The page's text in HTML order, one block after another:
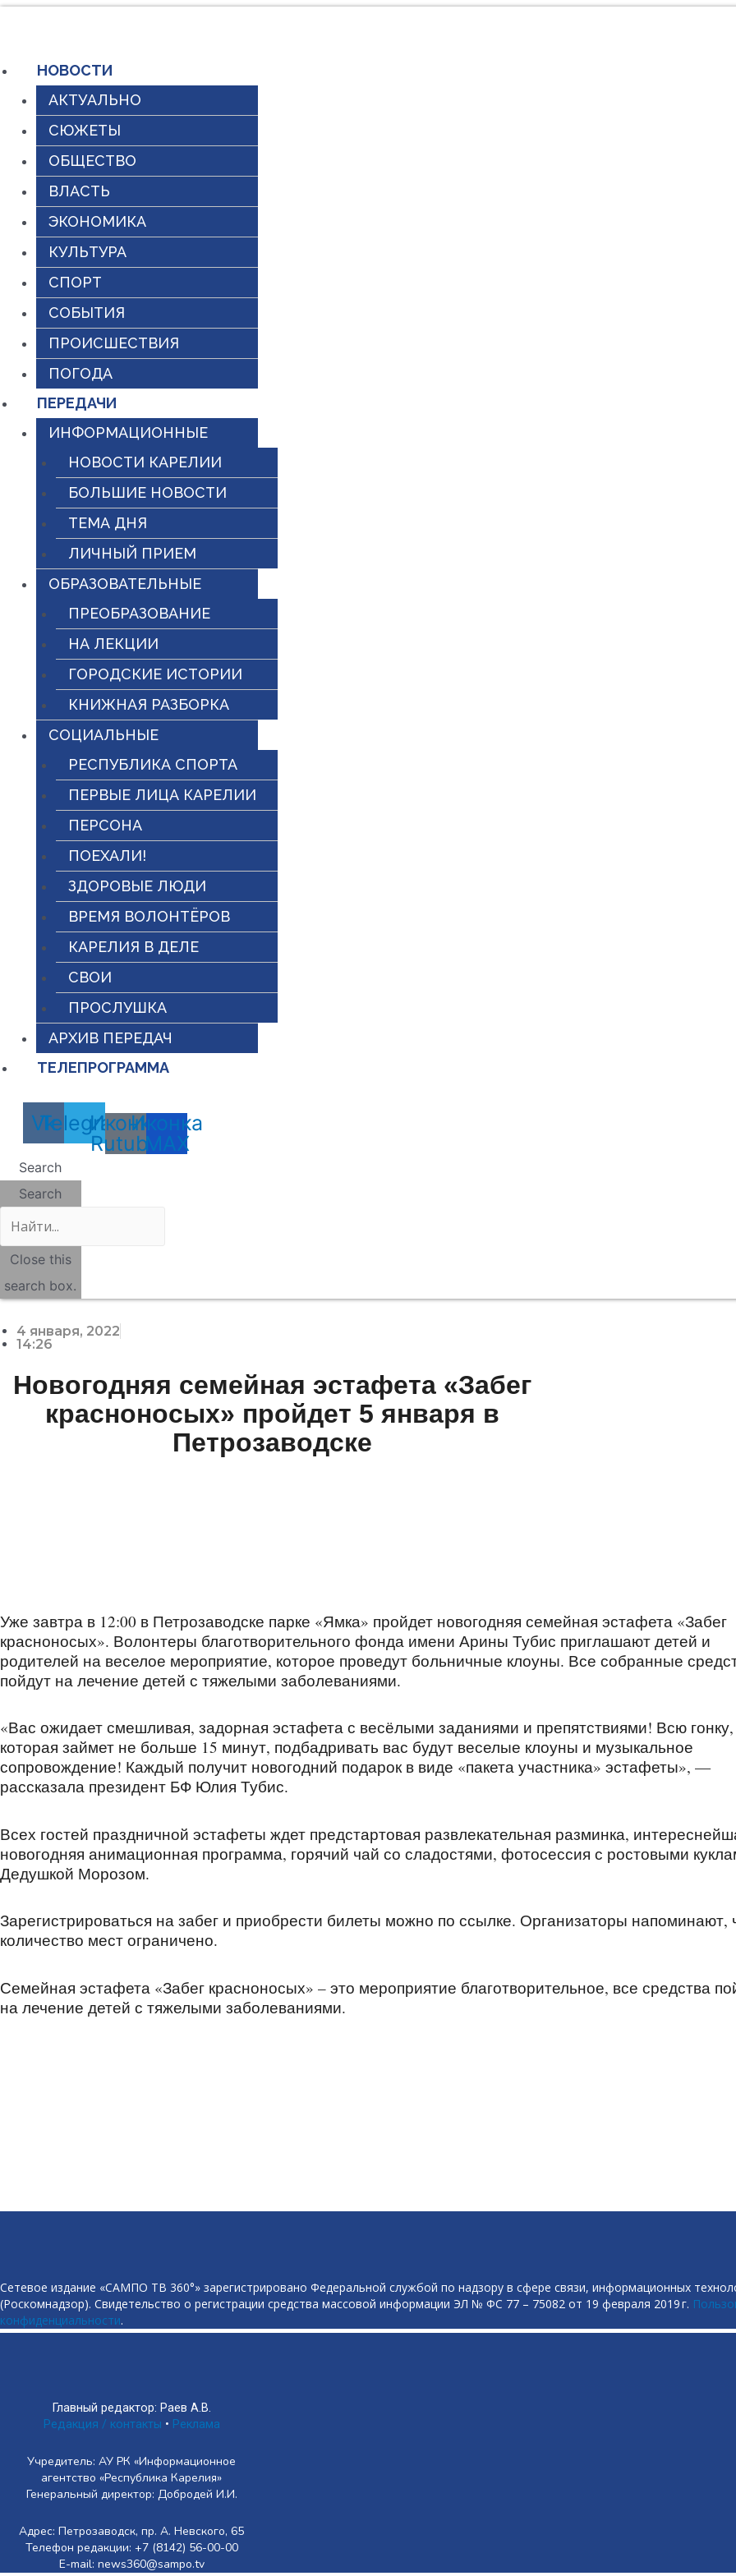
содержимому
НОВОСТИ
АКТУАЛЬНО
СЮЖЕТЫ
ОБЩЕСТВО
ВЛАСТЬ
ЭКОНОМИКА
КУЛЬТУРА
СПОРТ
СОБЫТИЯ
ПРОИСШЕСТВИЯ
ПОГОДА
ПЕРЕДАЧИ
ИНФОРМАЦИОННЫЕ
НОВОСТИ КАРЕЛИИ
БОЛЬШИЕ НОВОСТИ
ТЕМА ДНЯ
ЛИЧНЫЙ ПРИЕМ
ОБРАЗОВАТЕЛЬНЫЕ
ПРЕОБРАЗОВАНИЕ
НА ЛЕКЦИИ
ГОРОДСКИЕ ИСТОРИИ
КНИЖНАЯ РАЗБОРКА
СОЦИАЛЬНЫЕ
РЕСПУБЛИКА СПОРТА
ПЕРВЫЕ ЛИЦА КАРЕЛИИ
ПЕРСОНА
ПОЕХАЛИ!
ЗДОРОВЫЕ ЛЮДИ
ВРЕМЯ ВОЛОНТЁРОВ
КАРЕЛИЯ В ДЕЛЕ
СВОИ
ПРОСЛУШКА
АРХИВ ПЕРЕДАЧ
ТЕЛЕПРОГРАММА
Vk
Telegram
Иконка
Rutube
Иконка
MAX
Search
Search
Close this
search box.
4 января, 2022
14:26
Новогодняя семейная эстафета «Забег
красноносых» пройдет 5 января в
Петрозаводске
Уже завтра в 12:00 в Петрозаводске парке «Ямка» пройдет новогодняя семейная эстафета «Забег
красноносых». Волонтеры благотворительного фонда имени Арины Тубис приглашают детей и
родителей на веселое мероприятие, которое проведут больничные клоуны. Все собранные
пойдут на лечение детей с тяжелыми заболеваниями.
«Вас ожидает смешливая, задорная эстафета с весёлыми заданиями и препятствиями! Всю гонку,
которая займет не больше 15 минут, подбадривать вас будут веселые клоуны и музыкальное
сопровождение! Каждый получит новогодний подарок в виде «пакета участника» эстафеты», —
рассказала президент БФ Юлия Тубис.
Всех гостей праздничной эстафеты ждет предстартовая развлекательная разминка,
новогодняя анимационная программа, горячий чай со сладостями, фотосессия с ростовыми
Дедушкой Морозом.
Зарегистрироваться на забег и приобрести билеты можно по ссылке. Организаторы напоминают,
количество мест ограничено.
Семейная эстафета «Забег красноносых» – это мероприятие благотворительное, все средства
на лечение детей с тяжелыми заболеваниями.
Сетевое издание «САМПО ТВ 360°» зарегистрировано Федеральной службой по надзору в сфере связи, информационных
(Роскомнадзор). Свидетельство о регистрации средства массовой информации ЭЛ № ФС 77 – 75082 от 19 февраля 2019 г.
конфиденциальности.
Главный редактор: Раев А.В.
Редакция / контакты • Реклама
Учредитель: АУ РК «Информационное
агентство «Республика Карелия»
Генеральный директор: Добродей И.И.
Адрес: Петрозаводск, пр. А. Невского, 65
Телефон редакции: +7 (8142) 56-00-00
E-mail: news360@sampo.tv